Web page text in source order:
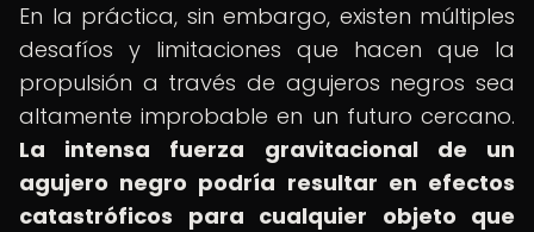
En la práctica, sin embargo, existen múltiples
desafíos y limitaciones que hacen que la
propulsión a través de agujeros negros sea
altamente improbable en un futuro cercano.
La intensa fuerza gravitacional de un
agujero negro podría resultar en efectos
catastróficos para cualquier objeto que